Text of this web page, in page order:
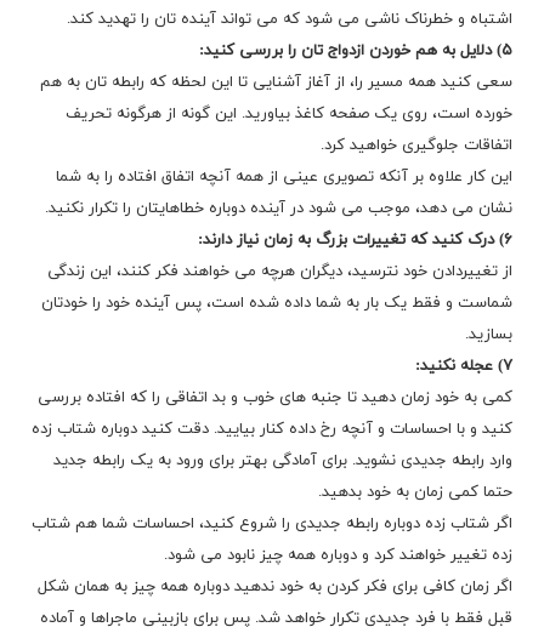
اشتباه و خطرناک ناشی می شود که می تواند آینده تان را تهدید کند.
۵) دلایل به هم خوردن ازدواج تان را بررسی کنید:
سعی کنید همه مسیر را، از آغاز آشنایی تا این لحظه که رابطه تان به هم
خورده است، روی یک صفحه کاغذ بیاورید. این گونه از هرگونه تحریف
اتفاقات جلوگیری خواهید کرد.
این کار علاوه بر آنکه تصویری عینی از همه آنچه اتفاق افتاده را به شما
نشان می دهد، موجب می شود در آینده دوباره خطاهایتان را تکرار نکنید.
۶) درک کنید که تغییرات بزرگ به زمان نیاز دارند:
از تغییردادن خود نترسید، دیگران هرچه می خواهند فکر کنند، این زندگی
شماست و فقط یک بار به شما داده شده است، پس آینده خود را خودتان
بسازید.
۷) عجله نکنید:
کمی به خود زمان دهید تا جنبه های خوب و بد اتفاقی را که افتاده بررسی
کنید و با احساسات و آنچه رخ داده کنار بیایید. دقت کنید دوباره شتاب زده
وارد رابطه جدیدی نشوید. برای آمادگی بهتر برای ورود به یک رابطه جدید
حتما کمی زمان به خود بدهید.
اگر شتاب زده دوباره رابطه جدیدی را شروع کنید، احساسات شما هم شتاب
زده تغییر خواهند کرد و دوباره همه چیز نابود می شود.
اگر زمان کافی برای فکر کردن به خود ندهید دوباره همه چیز به همان شکل
قبل فقط با فرد جدیدی تکرار خواهد شد. پس برای بازبینی ماجراها و آماده